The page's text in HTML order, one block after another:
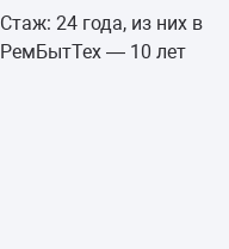
Стаж: 24 года, из них в
РемБытТех — 10 лет